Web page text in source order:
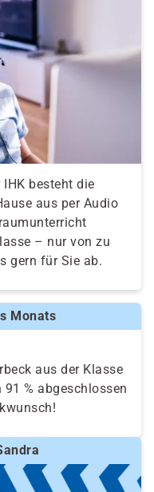
besteht die
aus per Audio
– nur von zu
gern für Sie ab.
Monats
aus der Klasse
% abgeschlossen